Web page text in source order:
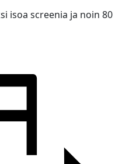
isoa screenia ja noin 80